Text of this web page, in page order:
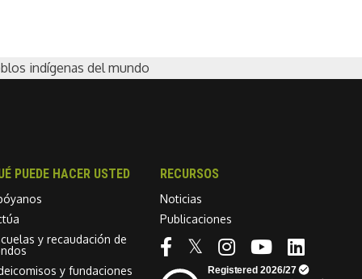
indígenas del mundo
PUEDE HACER USTED
y recaudación de
y fundaciones
RECURSOS
Noticias
Publicaciones
Linkedin link